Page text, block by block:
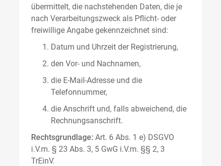
übermittelt, die nachstehenden Daten, die je
nach Verarbeitungszweck als Pflicht- oder
freiwillige Angabe gekennzeichnet sind:
Datum und Uhrzeit der Registrierung,
den Vor- und Nachnamen,
die E-Mail-Adresse und die
Telefonnummer,
die Anschrift und, falls abweichend, die
Rechnungsanschrift.
Rechtsgrundlage: Art. 6 Abs. 1 e) DSGVO
i.V.m. § 23 Abs. 3, 5 GwG i.V.m. §§ 2, 3
TrEinV.